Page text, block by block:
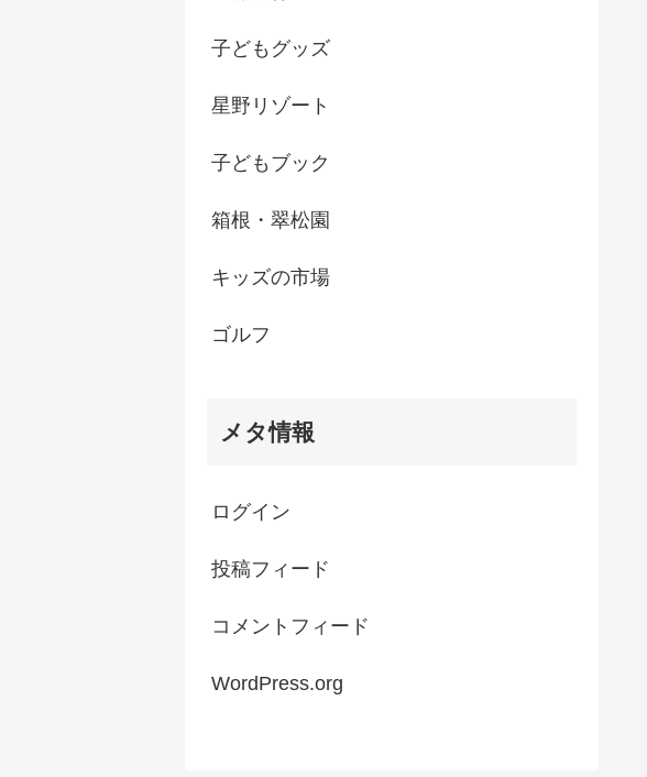
子どもグッズ
星野リゾート
子どもブック
箱根・翠松園
キッズの市場
ゴルフ
メタ情報
ログイン
投稿フィード
コメントフィード
WordPress.org